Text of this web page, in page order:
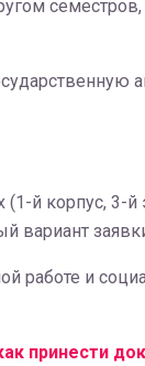
й корпус, 3-
вариант
работе и
принести